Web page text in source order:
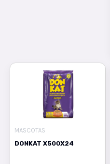
MASCOTAS
DONKAT X500X24